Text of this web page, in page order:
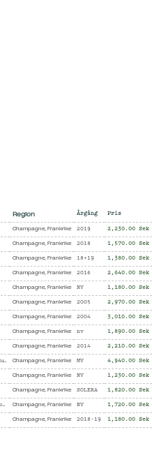
Region Årgång Pris
Champagne, Frankrike 2019 2,230.00 Sek
Champagne, Frankrike 2018 1,570.00 Sek
Champagne, Frankrike 18+19 1,380.00 Sek
Champagne, Frankrike 2016 2,640.00 Sek
Champagne, Frankrike NV 1,180.00 Sek
Champagne, Frankrike 2005 2,970.00 Sek
Champagne, Frankrike 2004 3,010.00 Sek
Champagne, Frankrike nv 1,890.00 Sek
Champagne, Frankrike 2014 2,210.00 Sek
Longitude Premier Cru, Extra Brut, Vertus Magnum Champagne, Frankrike MV 4,940.00 Sek
Champagne, Frankrike NV 1,230.00 Sek
Champagne, Frankrike SOLERA 1,820.00 Sek
A Ambonnay Grand Cru, Extra Brut, Épernay Champagne, Frankrike NV 1,720.00 Sek
Champagne, Frankrike 2018-19 1,180.00 Sek